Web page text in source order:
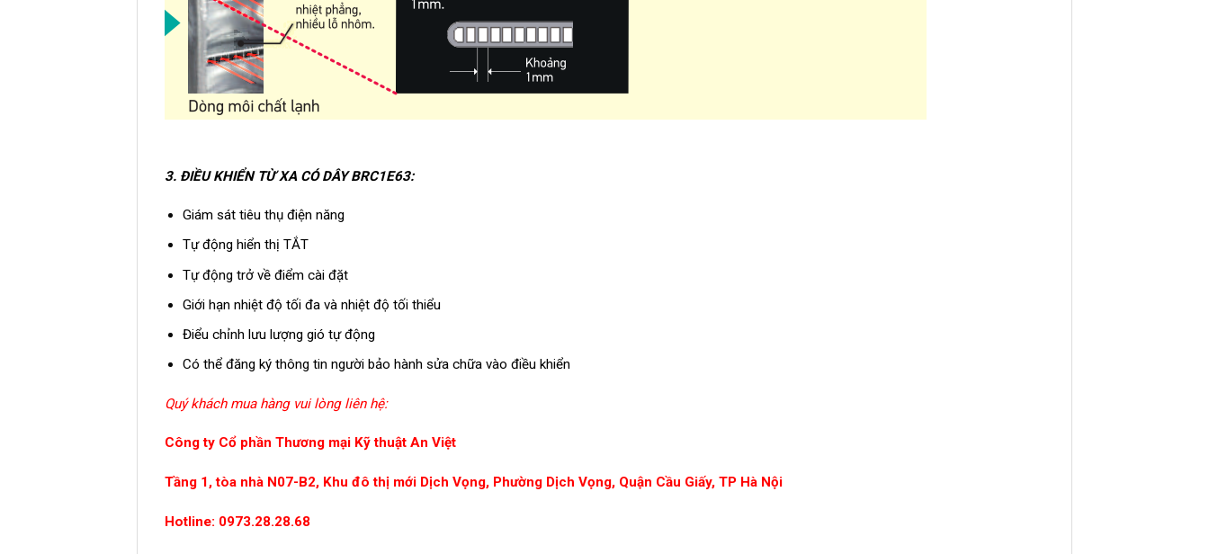
3. ĐIỀU KHIỂN TỪ XA CÓ DÂY BRC1E63:
Giám sát tiêu thụ điện năng
Tự động hiển thị TẮT
Tự động trở về điểm cài đặt
Giới hạn nhiệt độ tối đa và nhiệt độ tối thiểu
Điểu chỉnh lưu lượng gió tự động
Có thể đăng ký thông tin người bảo hành sửa chữa vào điều khiển
Quý khách mua hàng vui lòng liên hệ:
Công ty Cổ phần Thương mại Kỹ thuật An Việt
Tầng 1, tòa nhà N07-B2, Khu đô thị mới Dịch Vọng, Phường Dịch Vọng, Quận Cầu Giấy, TP Hà Nội
Hotline: 0973.28.28.68